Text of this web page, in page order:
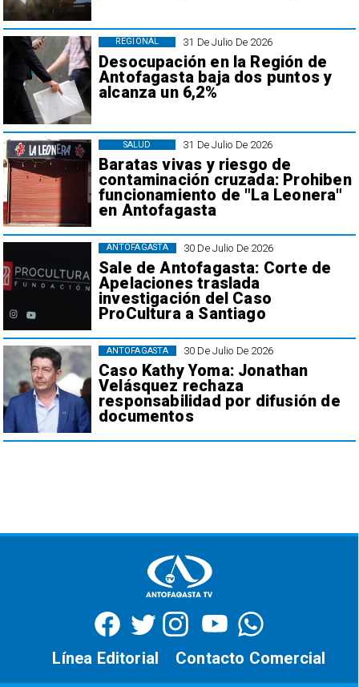
31 De Julio De 2026
Desocupación en la Región de
Antofagasta baja dos puntos y
alcanza un 6,2%
REGIONAL
31 De Julio De 2026
Baratas vivas y riesgo de
contaminación cruzada: Prohiben
funcionamiento de "La Leonera"
en Antofagasta
SALUD
30 De Julio De 2026
Sale de Antofagasta: Corte de
Apelaciones traslada
investigación del Caso
ProCultura a Santiago
ANTOFAGASTA
30 De Julio De 2026
Caso Kathy Yoma: Jonathan
Velásquez rechaza
responsabilidad por difusión de
documentos
ANTOFAGASTA
Contacto Comercial
Línea Editorial